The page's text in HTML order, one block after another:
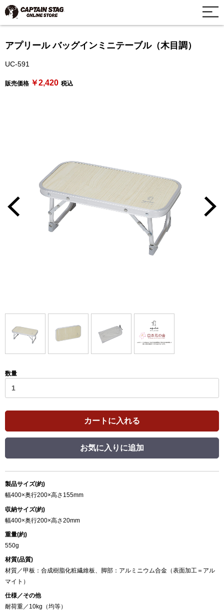
アプリール バッグインミニテーブル（木目調）
UC-591
販売価格 ￥2,420 税込
数量
カートに入れる
お気に入りに追加
製品サイズ(約)
幅400×奥行200×高さ155mm
収納サイズ(約)
幅400×奥行200×高さ20mm
重量(約)
550g
材質(品質)
材質／甲板：合成樹脂化粧繊維板、脚部：アルミニウム合金（表面加工＝アル
マイト）
仕様／その他
耐荷重／10kg（均等）